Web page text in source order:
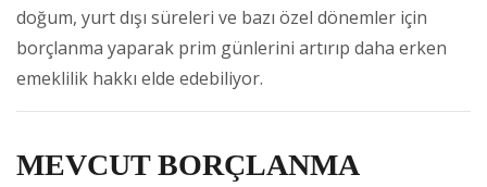
doğum, yurt dışı süreleri ve bazı özel dönemler için
borçlanma yaparak prim günlerini artırıp daha erken
emeklilik hakkı elde edebiliyor.
MEVCUT BORÇLANMA